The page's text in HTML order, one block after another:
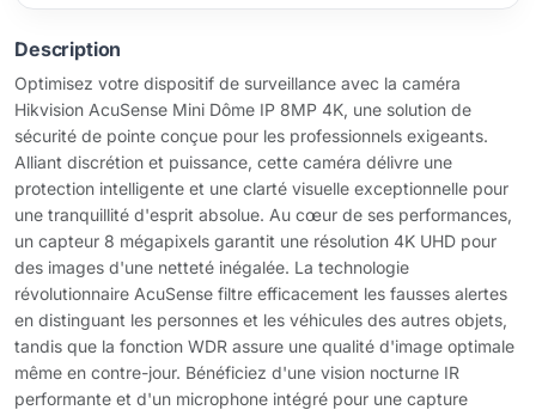
Description
Optimisez votre dispositif de surveillance avec la caméra
Hikvision AcuSense Mini Dôme IP 8MP 4K, une solution de
sécurité de pointe conçue pour les professionnels exigeants.
Alliant discrétion et puissance, cette caméra délivre une
protection intelligente et une clarté visuelle exceptionnelle pour
une tranquillité d'esprit absolue. Au cœur de ses performances,
un capteur 8 mégapixels garantit une résolution 4K UHD pour
des images d'une netteté inégalée. La technologie
révolutionnaire AcuSense filtre efficacement les fausses alertes
en distinguant les personnes et les véhicules des autres objets,
tandis que la fonction WDR assure une qualité d'image optimale
même en contre-jour. Bénéficiez d'une vision nocturne IR
performante et d'un microphone intégré pour une capture